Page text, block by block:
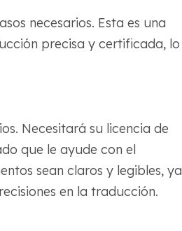
necesarios. Esta es una
precisa y certificada, lo
Necesitará su licencia de
que le ayude con el
sean claros y legibles, ya
en la traducción.